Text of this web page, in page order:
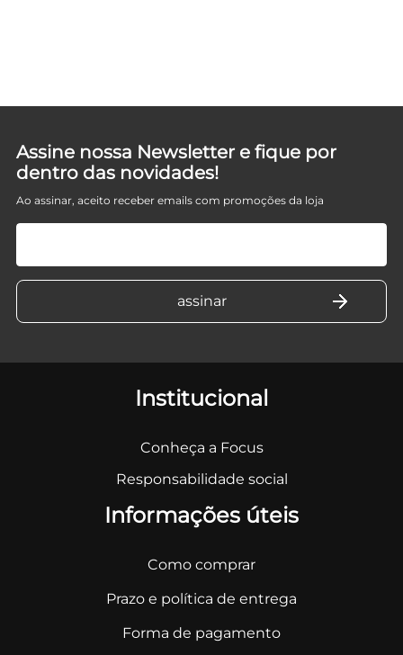
Assine nossa Newsletter e fique por
dentro das novidades!
Ao assinar, aceito receber emails com promoções da loja
Institucional
Conheça a Focus
Responsabilidade social
Informações úteis
Como comprar
Prazo e política de entrega
Forma de pagamento